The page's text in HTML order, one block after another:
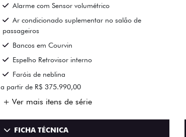
Alarme com Sensor volumétrico
Ar condicionado suplementar no salão de
passageiros
Bancos em Courvin
Espelho Retrovisor interno
Faróis de neblina
a partir de R$ 375.990,00
+ Ver mais itens de série
FICHA TÉCNICA